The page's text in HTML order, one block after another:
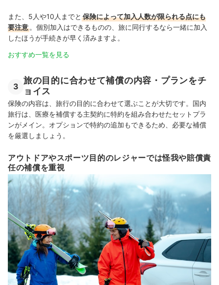
また、5人や10人までと 保険によって加入人数が限られる点にも
要注意 。個別加入はできるものの、旅に同行するなら一緒に加入
したほうが手続きが早く済みますよ。
おすすめ一覧を見る
3
旅の目的に合わせて補償の内容・プランをチ
ョイス
保険の内容は、旅行の目的に合わせて選ぶことが大切です。国内
旅行は、医療を補償する主契約に特約を組み合わせたセットプラ
ンがメイン。オプションで特約の追加もできるため、必要な補償
を厳選しましょう。
アウトドアやスポーツ目的のレジャーでは怪我や賠償責
任の補償を重視